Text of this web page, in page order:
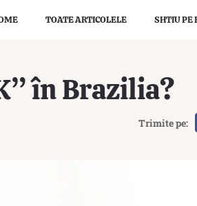
TOATE ARTICOLELE SHTIU PE
în Brazilia?
Trimite pe: